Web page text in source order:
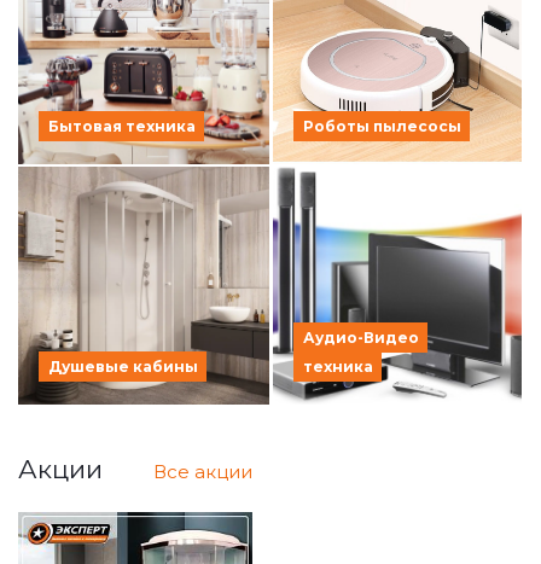
Бытовая техника Роботы пылесосы
Душевые кабины
Аудио-Видео
техника
Акции Все акции